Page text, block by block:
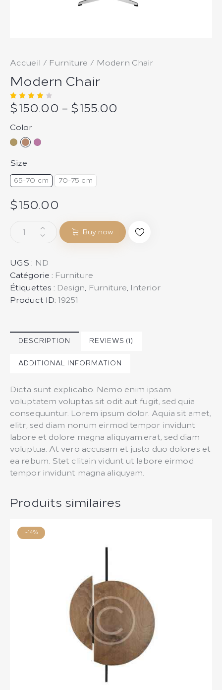
Accueil Furniture Modern Chair
Modern Chair
Noté
4.00
basé
1
notati
on
$150.00 – $155.00
Color
Size
65-70 cm 70-75 cm
$150.00
quantité
Chair
Buy now
UGS : ND
Catégorie : Furniture
Étiquettes : Design, Furniture, Interior
Product ID:19251
DESCRIPTION REVIEWS (1)
ADDITIONAL INFORMATION
Dicta sunt explicabo. Nemo enim ipsam
voluptatem voluptas sit odit aut fugit, sed quia
consequuntur. Lorem ipsum dolor. Aquia sit amet,
elitr, sed diam nonum eirmod tempor invidunt
labore et dolore magna aliquyam.erat, sed diam
voluptua. At vero accusam et justo duo dolores et
ea rebum. Stet clitain vidunt ut labore eirmod
tempor invidunt magna aliquyam.
Produits similaires
-14%